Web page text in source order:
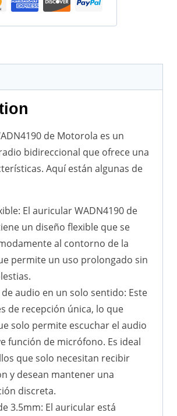
de Motorola es un
bidireccional que ofrece una
Aquí están algunas de
El auricular WADN4190 de
un diseño flexible que se
al contorno de la
permite un uso prolongado sin
de audio en un solo sentido: Este
de recepción única, lo que
solo permite escuchar el audio
función de micrófono. Es ideal
que solo necesitan recibir
y desean mantener una
discreta.
3.5mm: El auricular está